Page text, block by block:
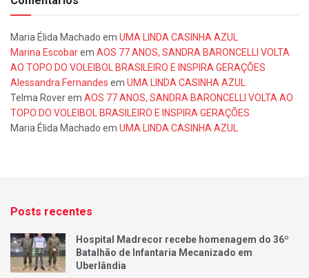
Maria Élida Machado em UMA LINDA CASINHA AZUL
Marina Escobarem AOS 77 ANOS, SANDRA BARONCELLI VOLTA
AO TOPO DO VOLEIBOL BRASILEIRO E INSPIRA GERAÇÕES
Alessandra Fernandes em UMA LINDA CASINHA AZUL
Telma Roverem AOS 77 ANOS, SANDRA BARONCELLI VOLTA AO
TOPO DO VOLEIBOL BRASILEIRO E INSPIRA GERAÇÕES
Maria Élida Machado em UMA LINDA CASINHA AZUL
Posts recentes
Hospital Madrecor recebe homenagem do 36º
Batalhão de Infantaria Mecanizado em
Uberlândia